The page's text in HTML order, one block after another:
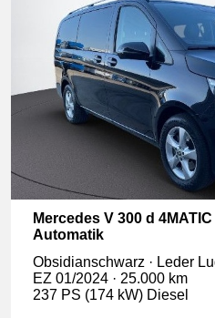
Mercedes V 300 d
Automatik
Obsidianschwarz · Leder
EZ 01/2024 · 25.000 km
237 PS (174 kW) Diesel